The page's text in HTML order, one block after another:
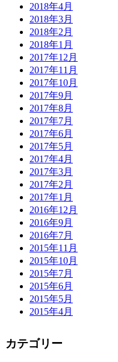
2018年4月
2018年3月
2018年2月
2018年1月
2017年12月
2017年11月
2017年10月
2017年9月
2017年8月
2017年7月
2017年6月
2017年5月
2017年4月
2017年3月
2017年2月
2017年1月
2016年12月
2016年9月
2016年7月
2015年11月
2015年10月
2015年7月
2015年6月
2015年5月
2015年4月
カテゴリー